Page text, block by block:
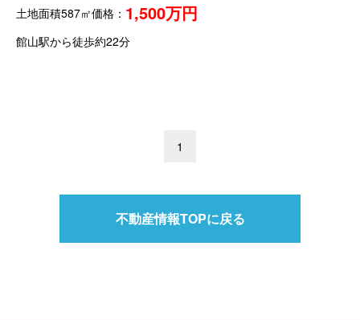
土地面積587㎡価格： 1,500万円
館山駅から徒歩約22分
1
不動産情報TOPに戻る